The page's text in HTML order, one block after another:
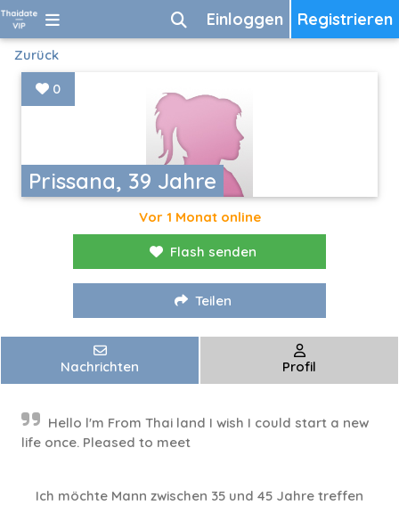
Registrieren
Einloggen
Zurück
Prissana, 39 Jahre
0
Vor 1 Monat online
Flash senden
Teilen
Nachrichten Profil
Hello l'm From Thai land I wish I could start a new
life once. Pleased to meet
Ich möchte Mann zwischen 35 und 45 Jahre treffen